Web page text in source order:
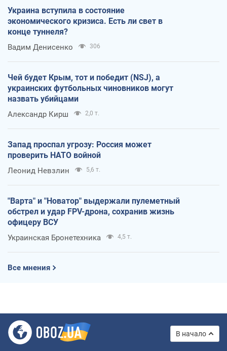
Украина вступила в состояние
экономического кризиса. Есть ли свет в
конце туннеля?
Вадим Денисенко 306
Чей будет Крым, тот и победит (NSJ), а
украинских футбольных чиновников могут
назвать убийцами
Александр Кирш 2,0 т.
Запад проспал угрозу: Россия может
проверить НАТО войной
Леонид Невзлин 5,6 т.
"Варта" и "Новатор" выдержали пулеметный
обстрел и удар FPV-дрона, сохранив жизнь
офицеру ВСУ
Украинская Бронетехника 4,5 т.
Все мнения
В начало